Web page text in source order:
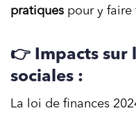
pratiques pour y faire
👉 Impacts sur
sociales :
La loi de finances